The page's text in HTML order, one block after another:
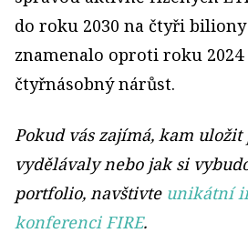
do roku 2030 na čtyři
znamenalo oproti roku 2024
čtyřnásobný nárůst.
Pokud vás zajímá, kam uložit
vydělávaly nebo jak si
portfolio, navštivte unikátní
konferenci FIRE.